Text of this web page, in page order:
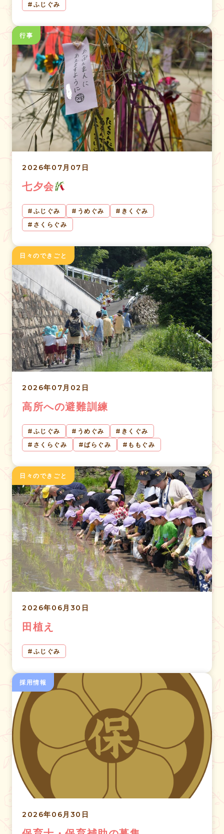
ふじぐみ
行事
2026年07月07日
七夕会
ふじぐみ うめぐみ
きくぐみ
さくらぐみ
日々のできごと
2026年07月02日
高所への避難訓練
ふじぐみ うめぐみ
きくぐみ
さくらぐみ
ばらぐみ ももぐみ
日々のできごと
2026年06月30日
田植え
ふじぐみ
採用情報
2026年06月30日